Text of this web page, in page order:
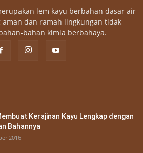
lem kayu berbahan dasar air
aman dan ramah lingkungan tidak
bahan kimia berbahaya.
Kerajinan Kayu Lengkap dengan
Bahannya
2016